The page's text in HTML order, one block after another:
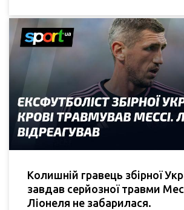
Колишній гравець збірної
завдав серйозної травми
Ліонеля не забарилася.